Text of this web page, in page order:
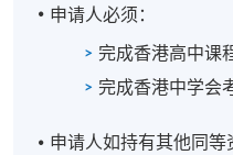
学员修毕课程，上课出
学专业进修学院获准颁
申请人必须：
完成香港高中课
完成香港中学会
申请人如持有其他同